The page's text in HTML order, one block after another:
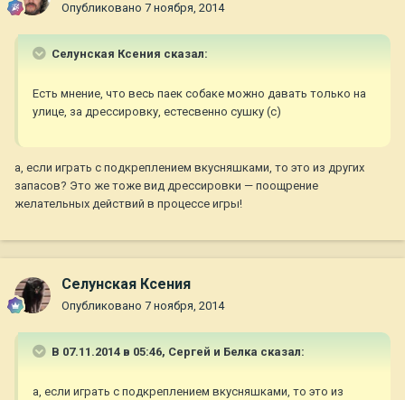
Опубликовано 7 ноября, 2014
Селунская Ксения сказал:
Есть мнение, что весь паек собаке можно давать только на
улице, за дрессировку, естесвенно сушку (с)
а, если играть с подкреплением вкусняшками, то это из других
запасов? Это же тоже вид дрессировки — поощрение
желательных действий в процессе игры!
Селунская Ксения
Опубликовано 7 ноября, 2014
В 07.11.2014 в 05:46, Сергей и Белка сказал:
а, если играть с подкреплением вкусняшками, то это из